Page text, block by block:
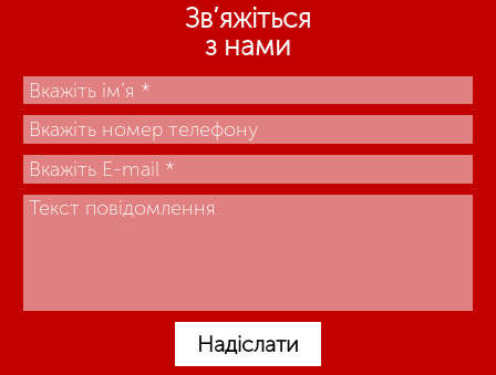
Зв’яжіться
з нами
Надіслати